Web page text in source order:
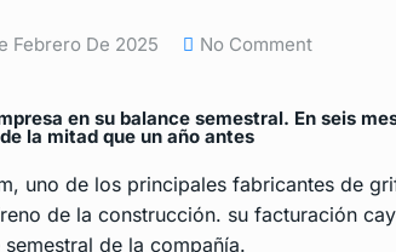
Febrero De 2025 No Comment
en su balance semestral. En seis
la mitad que un año antes
uno de los principales fabricantes de
de la construcción. su facturación
de la compañía.